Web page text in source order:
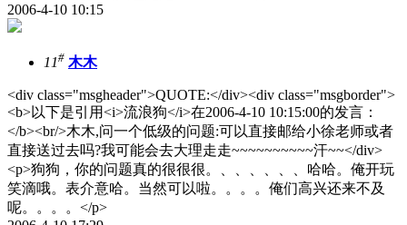
2006-4-10 10:15
11# 木木
<div class="msgheader">QUOTE:</div><div class="msgborder">
<b>以下是引用<i>流浪狗</i>在2006-4-10 10:15:00的发言：
</b><br/>木木,问一个低级的问题:可以直接邮给小徐老师或者
直接送过去吗?我可能会去大理走走~~~~~~~~~~汗~~</div>
<p>狗狗，你的问题真的很很很。、、、、、、哈哈。俺开玩
笑滴哦。表介意哈。当然可以啦。。。。俺们高兴还来不及
呢。。。。</p>